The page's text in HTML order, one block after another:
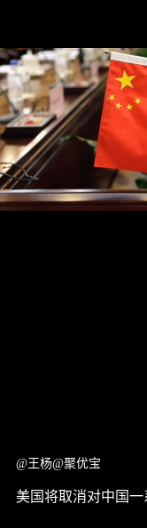
@王杨@聚优宝
美国将取消对中国一